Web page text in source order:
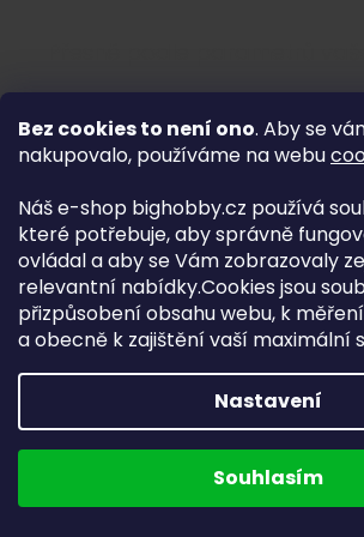
Bez cookies to není ono. Aby se
nakupovalo, používáme na webu
Náš e-shop bighobby.cz používá
které potřebuje, aby správně
ovládal a aby se Vám zobrazovaly
relevantní nabídky.Cookies jsou
přizpůsobení obsahu webu, k
a obecně k zajištění vaší maximální
Nastavení
Souhlasím
RC baterie
Nejste si jistí některým parametrem?
co znáte.